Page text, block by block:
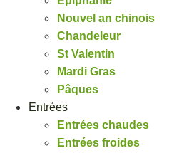
Nouvel an chinois
Chandeleur
St Valentin
Mardi Gras
Pâques
Entrées
Entrées chaudes
Entrées froides